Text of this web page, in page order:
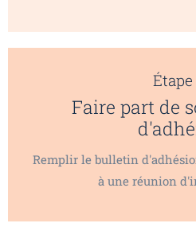
Étape
Faire part de
Remplir le bulletin
à une réunion